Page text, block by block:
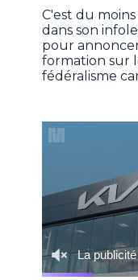
C'est du
dans son
pour
formation sur
fédéralisme